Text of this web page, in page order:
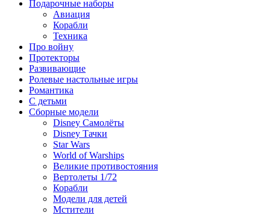
Подарочные наборы
Авиация
Корабли
Техника
Про войну
Протекторы
Развивающие
Ролевые настольные игры
Романтика
С детьми
Сборные модели
Disney Самолёты
Disney Тачки
Star Wars
World of Warships
Великие противостояния
Вертолеты 1/72
Корабли
Модели для детей
Мстители